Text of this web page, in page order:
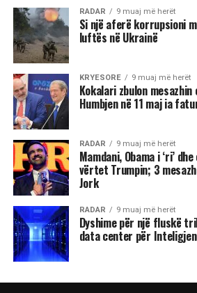
RADAR 9 muaj më herët
Si një aferë korrupsioni
luftës në Ukrainë
KRYESORE 9 muaj më herët
Kokalari zbulon mesazhin
Humbjen në 11 maj ia
RADAR 9 muaj më herët
Mamdani, Obama i ‘ri’
vërtet Trumpin; 3
Jork
RADAR 9 muaj më herët
Dyshime për një fluskë
data center për